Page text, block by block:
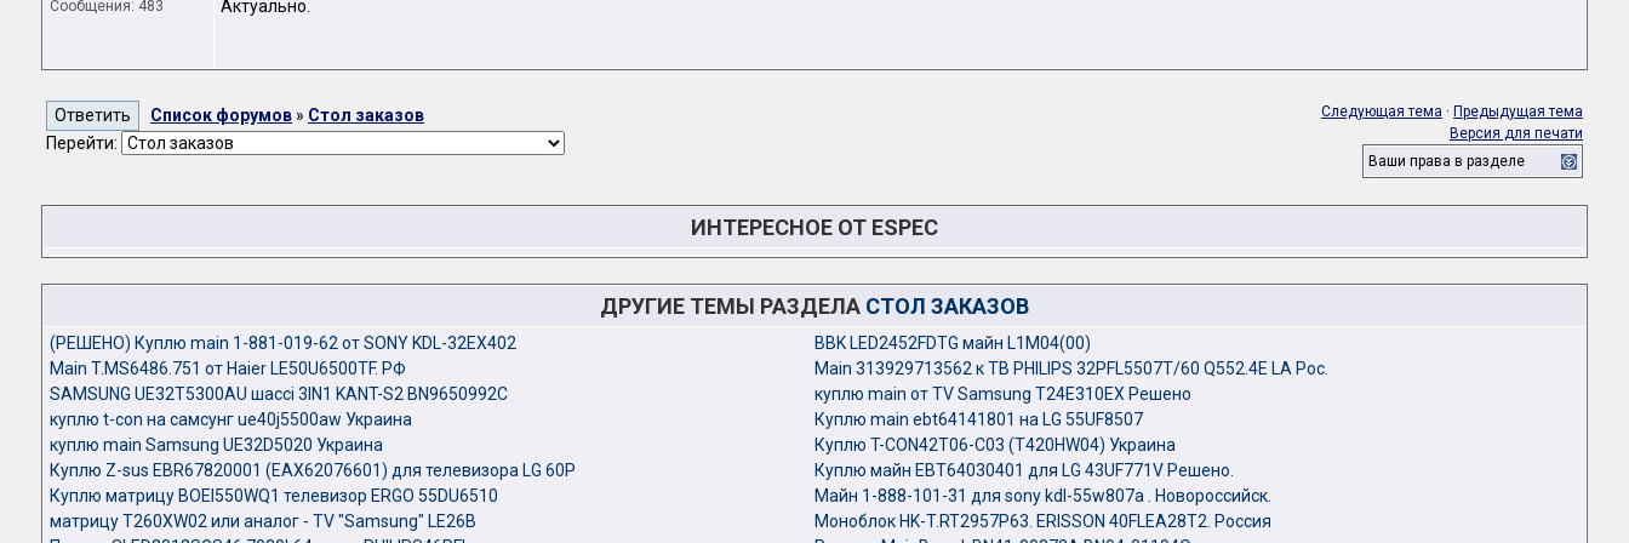
Сообщения: 483 Актуально.
Список форумов » Стол заказов
Перейти:
Следующая тема · Предыдущая тема
Версия для печати
Ваши права в разделе
ИНТЕРЕСНОЕ ОТ ESPEC
ДРУГИЕ ТЕМЫ РАЗДЕЛА СТОЛ ЗАКАЗОВ
(РЕШЕНО) Куплю main 1-881-019-62 от SONY KDL-32EX402
BBK LED2452FDTG майн L1M04(00)
Main T.MS6486.751 от Haier LE50U6500TF. РФ
Main 313929713562 к ТВ PHILIPS 32PFL5507T/60 Q552.4E LA Рос.
SAMSUNG UE32T5300AU шассі 3IN1 KANT-S2 BN9650992C
куплю main от TV Samsung T24E310EX Решено
куплю t-con на самсунг ue40j5500aw Украина
Куплю main ebt64141801 на LG 55UF8507
куплю main Samsung UE32D5020 Украина
Куплю T-CON42T06-C03 (T420HW04) Украина
Куплю Z-sus EBR67820001 (EAX62076601) для телевизора LG 60P
Куплю майн EBT64030401 для LG 43UF771V Решено.
Куплю матрицу BOEI550WQ1 телевизор ERGO 55DU6510
Майн 1-888-101-31 для sony kdl-55w807a . Новороссийск.
матрицу T260XW02 или аналог - TV "Samsung" LE26B
Моноблок HK-T.RT2957P63. ERISSON 40FLEA28T2. Россия